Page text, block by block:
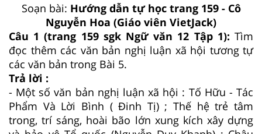
Soạn bài: Hướng dẫn tự học trang 159 - Cô
Nguyễn Hoa (Giáo viên VietJack)
Câu 1 (trang 159 sgk Ngữ văn 12 Tập 1): Tìm
đọc thêm các văn bản nghị luận xã hội tương tự
các văn bản trong Bài 5.
Trả lời :
- Một số văn bản nghị luận xã hội : Tố Hữu - Tác
Phẩm Và Lời Bình ( Đinh Tị) ; Thế hệ trẻ tâm
trong, trí sáng, hoài bão lớn xung kích xây dựng